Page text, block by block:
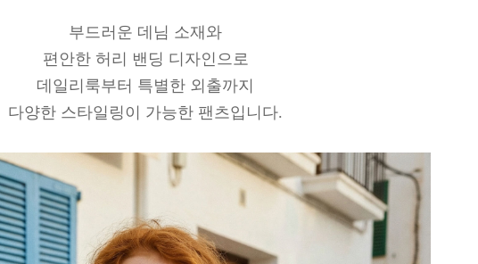
부드러운 데님 소재와
편안한 허리 밴딩 디자인으로
데일리룩부터 특별한 외출까지
다양한 스타일링이 가능한 팬츠입니다.